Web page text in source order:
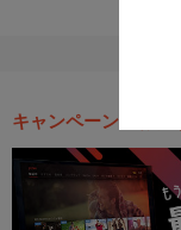
キャンペーン・お得